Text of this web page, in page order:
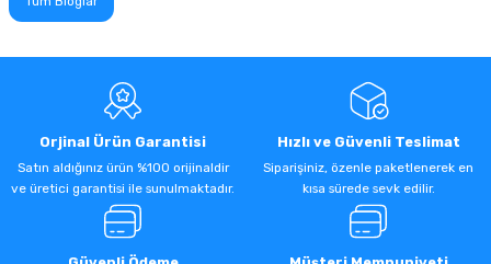
Orjinal Ürün Garantisi
Satın aldığınız ürün %100 orijinaldir
ve üretici garantisi ile sunulmaktadır.
Hızlı ve Güvenli Teslimat
Siparişiniz, özenle paketlenerek en
kısa sürede sevk edilir.